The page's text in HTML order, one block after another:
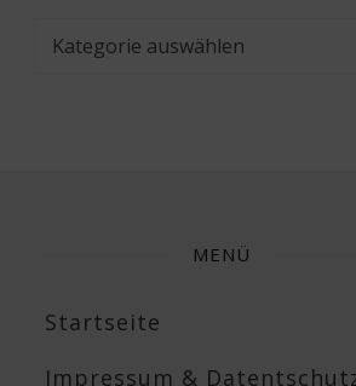
MENÜ
Startseite
Impressum &